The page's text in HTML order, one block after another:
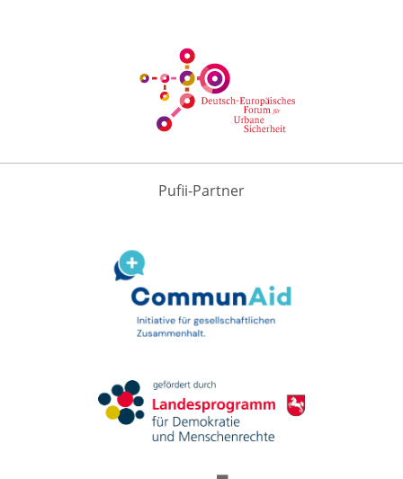
Pufii-Partner